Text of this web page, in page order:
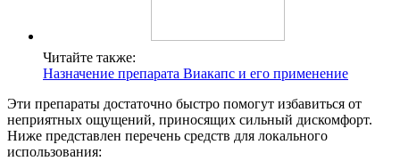
Читайте также:
Назначение препарата Виакапс и его применение
Эти препараты достаточно быстро помогут избавиться от
неприятных ощущений, приносящих сильный дискомфорт.
Ниже представлен перечень средств для локального
использования: